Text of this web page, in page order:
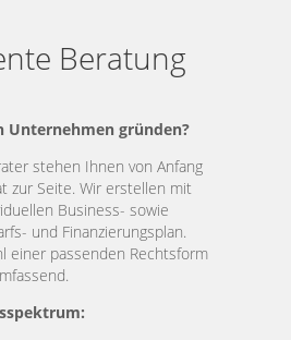
Beratung
Unternehmen gründen?
stehen Ihnen von Anfang
zur Seite. Wir erstellen mit
Business- sowie
und Finanzierungsplan.
einer passenden Rechtsform